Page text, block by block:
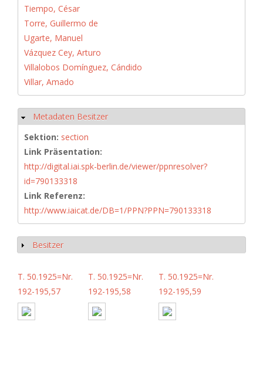
Tiempo, César
Torre, Guillermo de
Ugarte, Manuel
Vázquez Cey, Arturo
Villalobos Domínguez, Cándido
Villar, Amado
Hide
Metadaten Besitzer
Sektion: section
Link Präsentation:
http://digital.iai.spk-berlin.de/viewer/ppnresolver?
id=790133318
Link Referenz:
http://www.iaicat.de/DB=1/PPN?PPN=790133318
Show
Besitzer
T. 50.1925=Nr.
192-195,57
T. 50.1925=Nr.
192-195,58
T. 50.1925=Nr.
192-195,59